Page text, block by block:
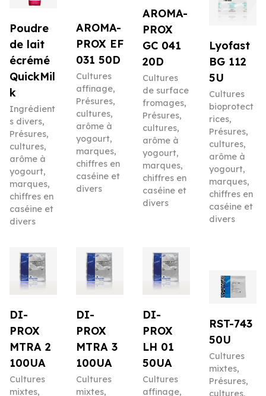
Poudre
de lait
écrémé
QuickMil
k
Ingrédient
s divers,
Présures,
cultures,
arôme à
yogourt,
marques,
chiffres en
caséine et
divers
AROMA-
PROX EF
031 50D
Cultures
affinage,
Présures,
cultures,
arôme à
yogourt,
marques,
chiffres en
caséine et
divers
AROMA-
PROX
GC 041
20D
Cultures
de surface
fromages,
Présures,
cultures,
arôme à
yogourt,
marques,
chiffres en
caséine et
divers
Lyofast
BG 112
5U
Cultures
bioprotect
rices,
Présures,
cultures,
arôme à
yogourt,
marques,
chiffres en
caséine et
divers
DI-
PROX
MTRA 2
100UA
Cultures
mixtes,
DI-
PROX
MTRA 3
100UA
Cultures
mixtes,
DI-
PROX
LH 01
50UA
Cultures
affinage,
RST-743
50U
Cultures
mixtes,
Présures,
cultures,